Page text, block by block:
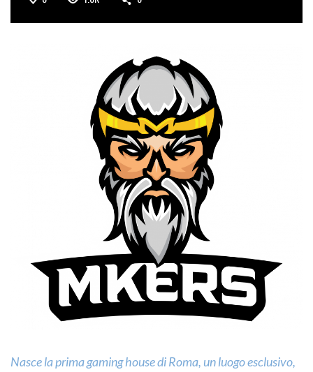
Nasce la prima gaming house di Roma, un luogo esclusivo,